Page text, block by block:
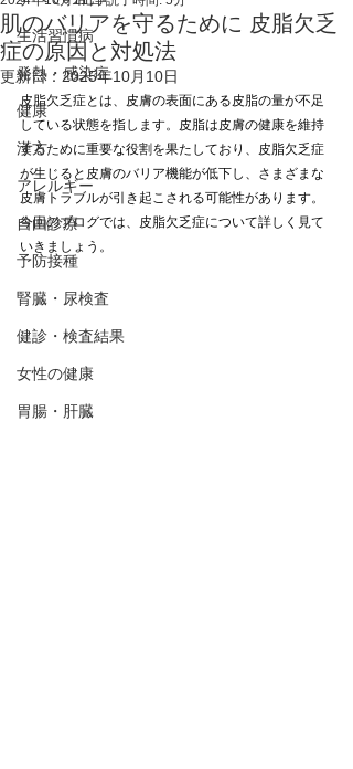
生活習慣病
発熱・感染症
健康
漢方
アレルギー
自由診療
予防接種
腎臓・尿検査
健診・検査結果
女性の健康
胃腸・肝臓
肌のバリアを守るために 皮脂欠乏
症の原因と対処法
更新日： 2025年10月10日
皮脂欠乏症とは、皮膚の表面にある皮脂の量が不足
している状態を指します。皮脂は皮膚の健康を維持
するために重要な役割を果たしており、皮脂欠乏症
が生じると皮膚のバリア機能が低下し、さまざまな
皮膚トラブルが引き起こされる可能性があります。
今回のブログでは、皮脂欠乏症について詳しく見て
いきましょう。